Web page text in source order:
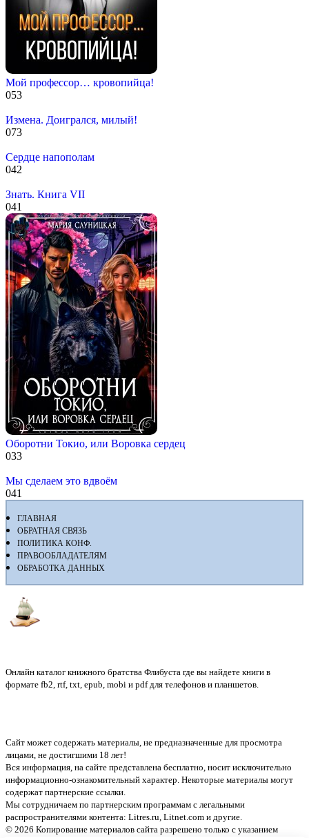
Мой профессор… кровопийца!
053
Измена. Доигрался, милый!
073
Сердце напополам
042
Знать. Книга VII
041
Оборотни Токио, или Воровка сердец
033
Мы сделаем это вдвоём
041
ГЛАВНАЯ
ОБРАТНАЯ СВЯЗЬ
ПОЛИТИКА КОНФ.
ПРАВООБЛАДАТЕЛЯМ
ОБРАБОТКА ДАННЫХ
Онлайн каталог книжного братства Флибуста где вы найдете книги в
формате fb2, rtf, txt, epub, mobi и pdf для телефонов и планшетов.
Сайт может содержать материалы, не предназначенные для просмотра
лицами, не достигшими 18 лет!
Вся информация, на сайте представлена бесплатно, носит исключительно
информационно-ознакомительный характер. Некоторые материалы могут
содержат партнерские ссылки.
Мы сотрудничаем по партнерским программам с легальными
распространителями контента: Litres.ru, Litnet.com и другие.
© 2026 Копирование материалов сайта разрешено только с указанием